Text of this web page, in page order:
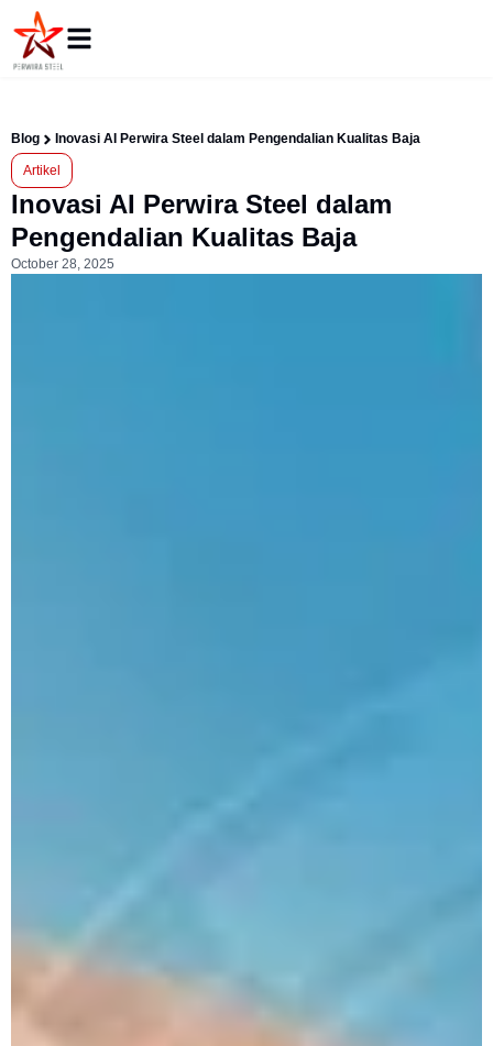
Blog Inovasi AI Perwira Steel dalam Pengendalian Kualitas Baja
Artikel
Inovasi AI Perwira Steel dalam
Pengendalian Kualitas Baja
October 28, 2025